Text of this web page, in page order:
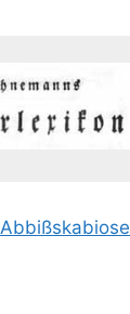
Abbißska­bio­se